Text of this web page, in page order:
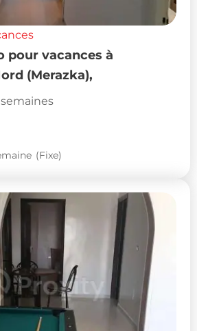
pour vacances à
(Merazka),
(Fixe)